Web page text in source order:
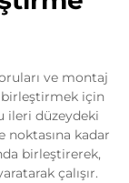
ve montaj
birleştirmek için
ileri düzeydeki
kadar
birleştirerek,
çalışır.